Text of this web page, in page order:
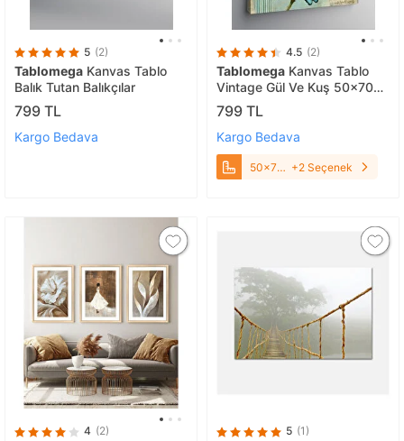
5 (2)
Tablomega Kanvas Tablo
Balık Tutan Balıkçılar
799 TL
Kargo Bedava
4.5 (2)
Tablomega Kanvas Tablo
Vintage Gül Ve Kuş 50x70
cm
799 TL
Kargo Bedava
50x70
+2 Seçenek
4 (2) 5 (1)